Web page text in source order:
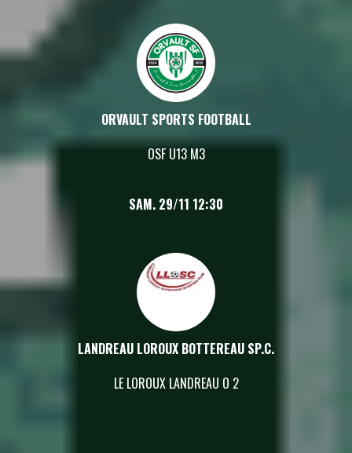
ORVAULT SPORTS FOOTBALL
OSF U13 M3
SAM. 29/11 12:30
LANDREAU LOROUX BOTTEREAU SP.C.
LE LOROUX LANDREAU O 2